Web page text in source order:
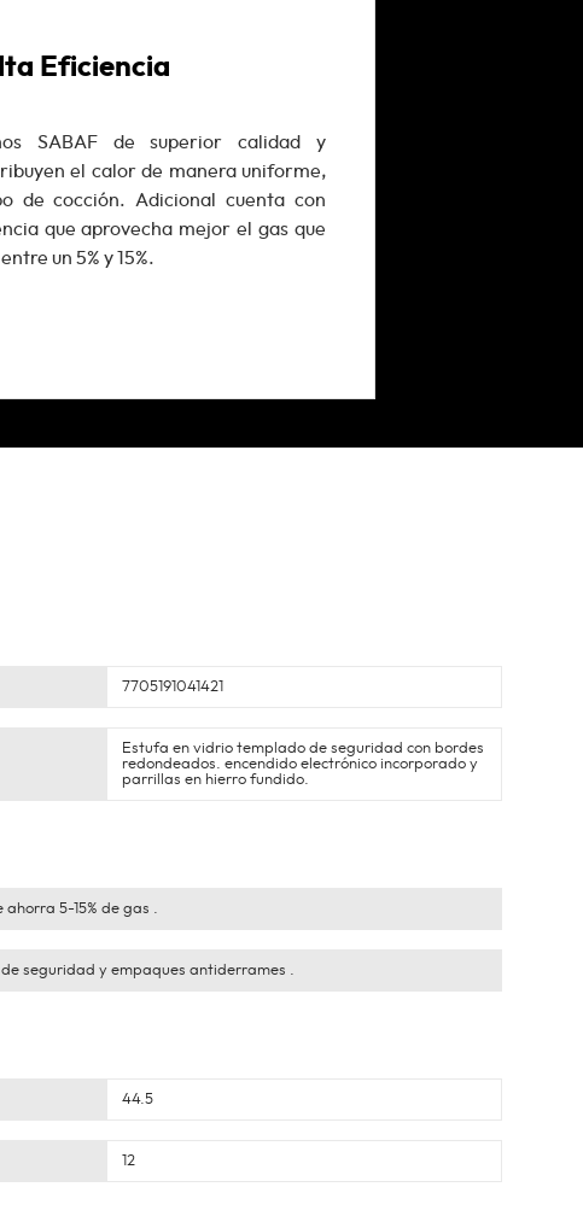
Eficiencia
SABAF de superior calidad y
el calor de manera uniforme,
de cocción. Adicional cuenta con
que aprovecha mejor el gas que
un 5% y 15%.
7705191041421
Estufa en vidrio templado de seguridad con bordes
redondeados. encendido electrónico incorporado y
parrillas en hierro fundido.
5-15% de gas .
seguridad y empaques antiderrames .
44.5
12